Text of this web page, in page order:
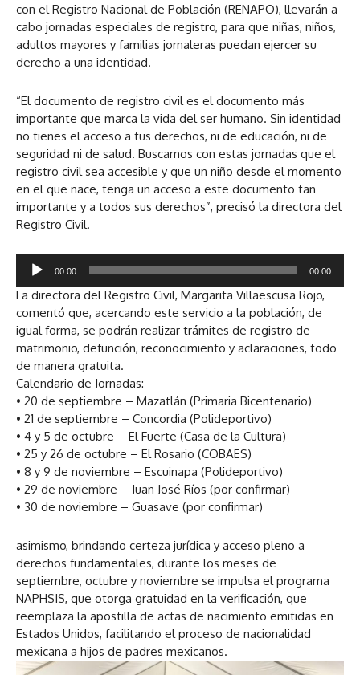
con el Registro Nacional de Población (RENAPO), llevarán a
cabo jornadas especiales de registro, para que niñas, niños,
adultos mayores y familias jornaleras puedan ejercer su
derecho a una identidad.
“El documento de registro civil es el documento más
importante que marca la vida del ser humano. Sin identidad
no tienes el acceso a tus derechos, ni de educación, ni de
seguridad ni de salud. Buscamos con estas jornadas que el
registro civil sea accesible y que un niño desde el momento
en el que nace, tenga un acceso a este documento tan
importante y a todos sus derechos”, precisó la directora del
Registro Civil.
p
r
o
d
u
c
t
o
r
d
e
a
u
i
o
00:00 00:00
La directora del Registro Civil, Margarita Villaescusa Rojo,
comentó que, acercando este servicio a la población, de
igual forma, se podrán realizar trámites de registro de
matrimonio, defunción, reconocimiento y aclaraciones, todo
de manera gratuita.
Calendario de Jornadas:
• 20 de septiembre – Mazatlán (Primaria Bicentenario)
• 21 de septiembre – Concordia (Polideportivo)
• 4 y 5 de octubre – El Fuerte (Casa de la Cultura)
• 25 y 26 de octubre – El Rosario (COBAES)
• 8 y 9 de noviembre – Escuinapa (Polideportivo)
• 29 de noviembre – Juan José Ríos (por confirmar)
• 30 de noviembre – Guasave (por confirmar)
asimismo, brindando certeza jurídica y acceso pleno a
derechos fundamentales, durante los meses de
septiembre, octubre y noviembre se impulsa el programa
NAPHSIS, que otorga gratuidad en la verificación, que
reemplaza la apostilla de actas de nacimiento emitidas en
Estados Unidos, facilitando el proceso de nacionalidad
mexicana a hijos de padres mexicanos.